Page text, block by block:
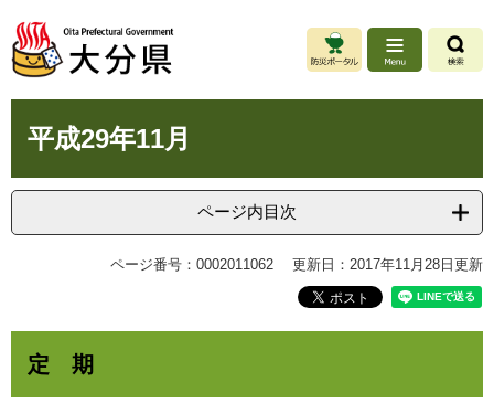
ジ
先
。
ュ
を
て
平成29年11月
ページ内目次
ページ番号：0002011062 更新日：2017年11月28日更新
定 期